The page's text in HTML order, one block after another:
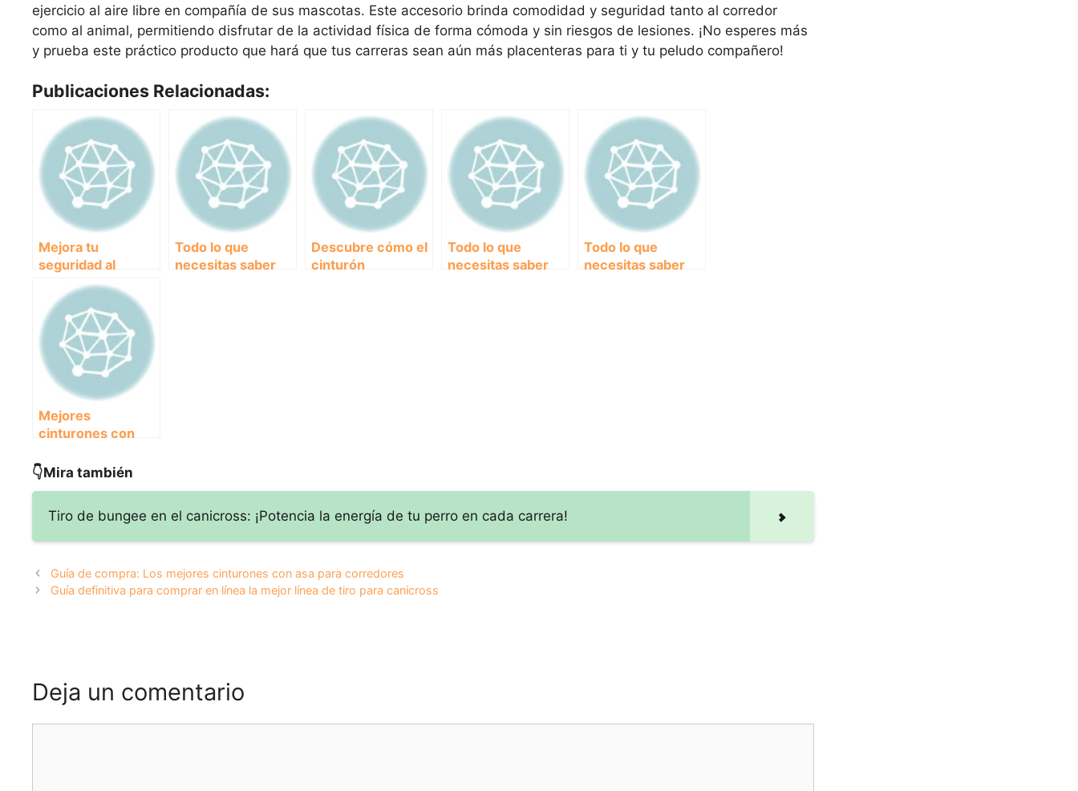
ejercicio al aire libre en compañía de sus mascotas. Este accesorio brinda comodidad y seguridad tanto al corredor
como al animal, permitiendo disfrutar de la actividad física de forma cómoda y sin riesgos de lesiones. ¡No esperes más
y prueba este práctico producto que hará que tus carreras sean aún más placenteras para ti y tu peludo compañero!
Publicaciones Relacionadas:
Mejora tu
seguridad al
correr con un
cinturón con
bandas
reflectantes
Todo lo que
necesitas saber
Descubre cómo el
cinturón
Todo lo que
necesitas saber
Todo lo que
necesitas saber
Mejores
cinturones con
corredores:
garantizados
👇Mira también
Tiro de bungee en el canicross: ¡Potencia la energía de tu perro en cada carrera!
Guía de compra: Los mejores cinturones con asa para corredores
Guía definitiva para comprar en línea la mejor línea de tiro para canicross
Deja un comentario